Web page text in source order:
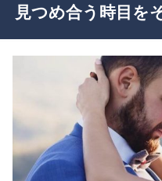
見つめ合う時目を